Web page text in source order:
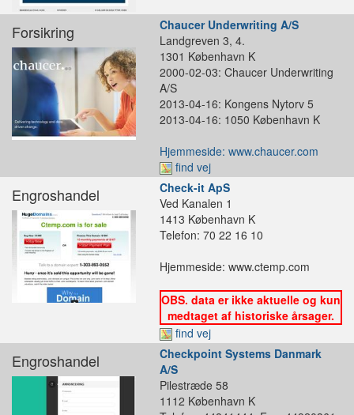
Forsikring
Chaucer Underwriting A/S
Landgreven 3, 4.
1301 København K
2000-02-03: Chaucer Underwriting
A/S
2013-04-16: Kongens Nytorv 5
2013-04-16: 1050 København K
Hjemmeside: www.chaucer.com
find vej
Engroshandel
Check-it ApS
Ved Kanalen 1
1413 København K
Telefon: 70 22 16 10
Hjemmeside: www.ctemp.com
OBS. data er ikke aktuelle og kun
medtaget af historiske årsager.
find vej
Engroshandel
Checkpoint Systems Danmark
A/S
Pilestræde 58
1112 København K